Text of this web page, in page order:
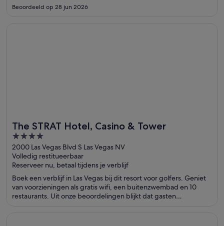
Beoordeeld op 28 jun 2026
The STRAT Hotel, Casino & Tower
4
out
of
5
2000 Las Vegas Blvd S Las Vegas NV
Volledig restitueerbaar
Reserveer nu, betaal tijdens je verblijf
Boek een verblijf in Las Vegas bij dit resort voor golfers. Geniet
van voorzieningen als gratis wifi, een buitenzwembad en 10
restaurants. Uit onze beoordelingen blijkt dat gasten